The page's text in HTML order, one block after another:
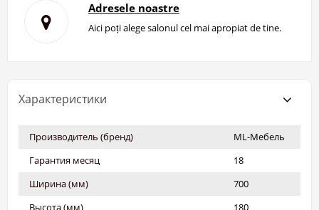
Adresele noastre
Aici poți alege salonul cel mai apropiat de tine.
Характеристики
Производитель (бренд)
ML-Мебель
Гарантия месяц
18
Ширина (мм)
700
Высота (мм)
180